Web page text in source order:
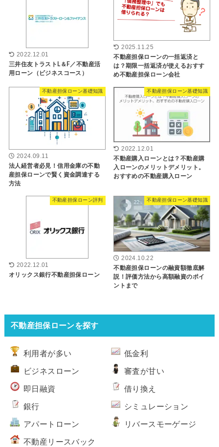
2022.12.01
三井住友トラストL＆F／不動産活
用ローン（ビジネスコース）
2025.11.25
不動産担保ローンの一括返済と
は？期限一括返済が使えるおすす
め不動産担保ローン会社
不動産担保ローン基礎知識
2024.09.11
法人経営者必見！信用金庫の不動
産担保ローンで賢く資金調達する
方法
不動産担保ローン基礎知識
2022.12.01
不動産購入ローンとは？不動産購
入ローンのメリットデメリット。
おすすめの不動産購入ローン
不動産担保ローン評判
2022.12.01
オリックス銀行不動産担保ローン
不動産担保ローン基礎知識
2024.10.22
不動産担保ローンの融資額徹底解
説！評価方法から高額融資のポイ
ントまで
不動産担保ローンを探す
利用者が多い 低金利
ビジネスローン 審査が甘い
即日融資 借り換え
銀行 シミュレーション
アパートローン リバースモーゲージ
不動産リースバック